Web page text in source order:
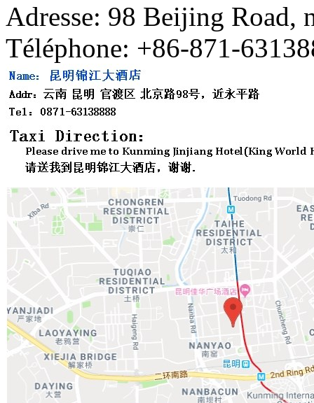
Adresse: 98 Beijing Road,
Téléphone: +86-871-